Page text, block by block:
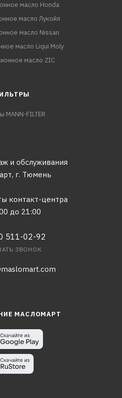
масло Honda
масло Лукойл
масло Nissan
масло Liqui Moly
масло ZIC
MANN-FILTER
и обслуживания
г. Тюмень
контакт-центра
до 21:00
511-02-92
ЗВОНОК
МАСЛОМАРТ